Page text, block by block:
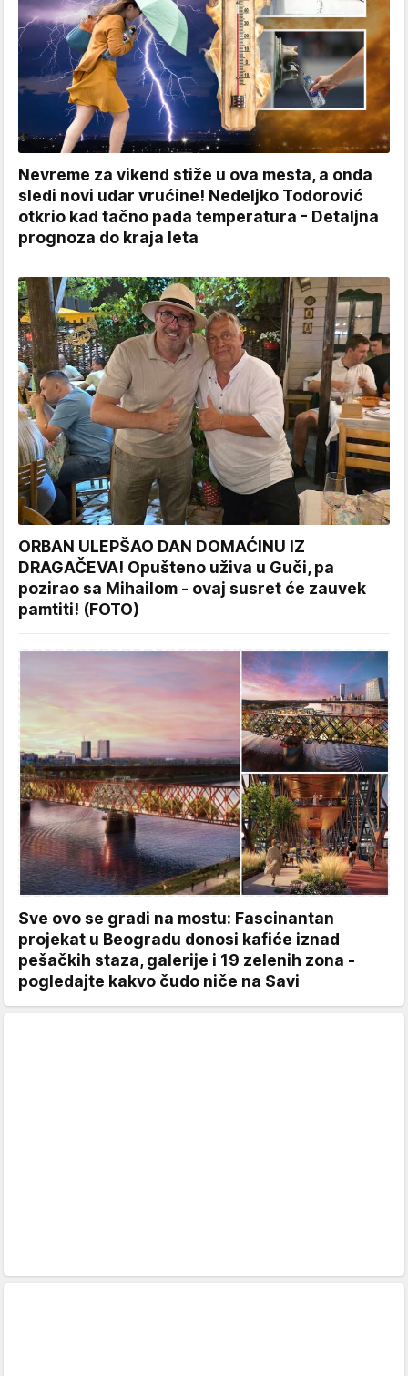
Nevreme za vikend stiže u ova mesta, a onda
sledi novi udar vrućine! Nedeljko Todorović
otkrio kad tačno pada temperatura - Detaljna
prognoza do kraja leta
ORBAN ULEPŠAO DAN DOMAĆINU IZ
DRAGAČEVA! Opušteno uživa u Guči, pa
pozirao sa Mihailom - ovaj susret će zauvek
pamtiti! (FOTO)
Sve ovo se gradi na mostu: Fascinantan
projekat u Beogradu donosi kafiće iznad
pešačkih staza, galerije i 19 zelenih zona -
pogledajte kakvo čudo niče na Savi